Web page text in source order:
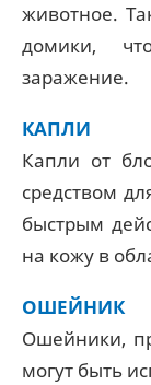
животное.
домики,
заражение.
КАПЛИ
Капли от
средством
быстрым
на кожу в
ОШЕЙНИК
Ошейники,
могут быть